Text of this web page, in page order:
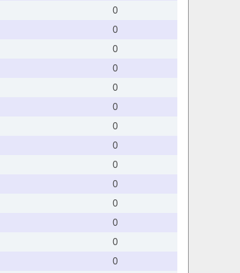
0
0
0
0
0
0
0
0
0
0
0
0
0
0